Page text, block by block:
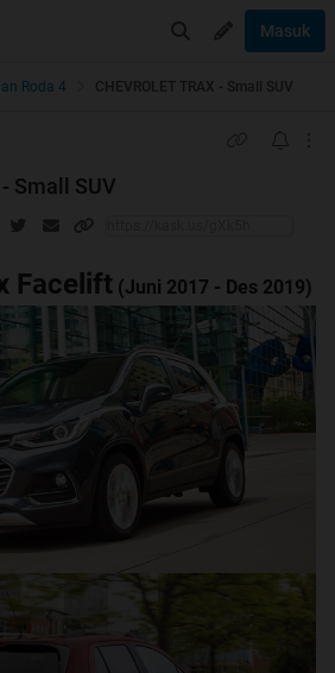
Masuk
Roda 4 CHEVROLET TRAX - Small SUV
- Small SUV
Facelift (Juni 2017 - Des 2019)